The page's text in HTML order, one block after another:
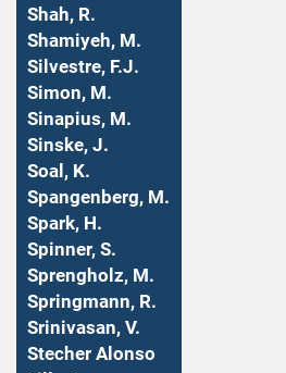
Shah, R.
Shamiyeh, M.
Silvestre, F.J.
Simon, M.
Sinapius, M.
Sinske, J.
Soal, K.
Spangenberg, M.
Spark, H.
Spinner, S.
Sprengholz, M.
Springmann, R.
Srinivasan, V.
Stecher Alonso